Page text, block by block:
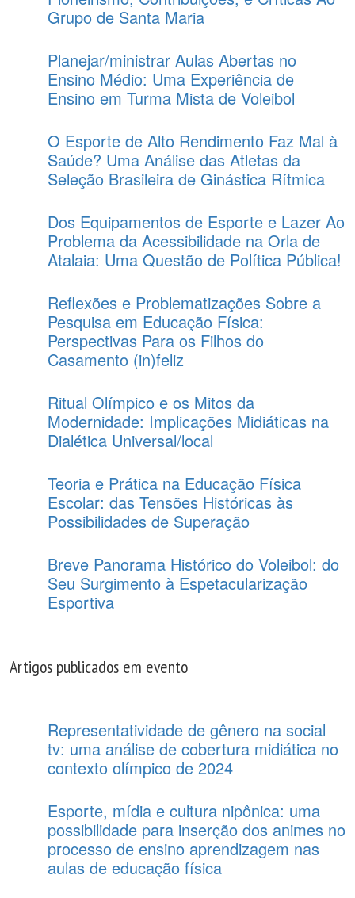
Grupo de Santa Maria
Planejar/ministrar Aulas Abertas no
Ensino Médio: Uma Experiência de
Ensino em Turma Mista de Voleibol
O Esporte de Alto Rendimento Faz Mal à
Saúde? Uma Análise das Atletas da
Seleção Brasileira de Ginástica Rítmica
Dos Equipamentos de Esporte e Lazer Ao
Problema da Acessibilidade na Orla de
Atalaia: Uma Questão de Política Pública!
Reflexões e Problematizações Sobre a
Pesquisa em Educação Física:
Perspectivas Para os Filhos do
Casamento (in)feliz
Ritual Olímpico e os Mitos da
Modernidade: Implicações Midiáticas na
Dialética Universal/local
Teoria e Prática na Educação Física
Escolar: das Tensões Históricas às
Possibilidades de Superação
Breve Panorama Histórico do Voleibol: do
Seu Surgimento à Espetacularização
Esportiva
Artigos publicados em evento
Representatividade de gênero na social
tv: uma análise de cobertura midiática no
contexto olímpico de 2024
Esporte, mídia e cultura nipônica: uma
possibilidade para inserção dos animes no
processo de ensino aprendizagem nas
aulas de educação física